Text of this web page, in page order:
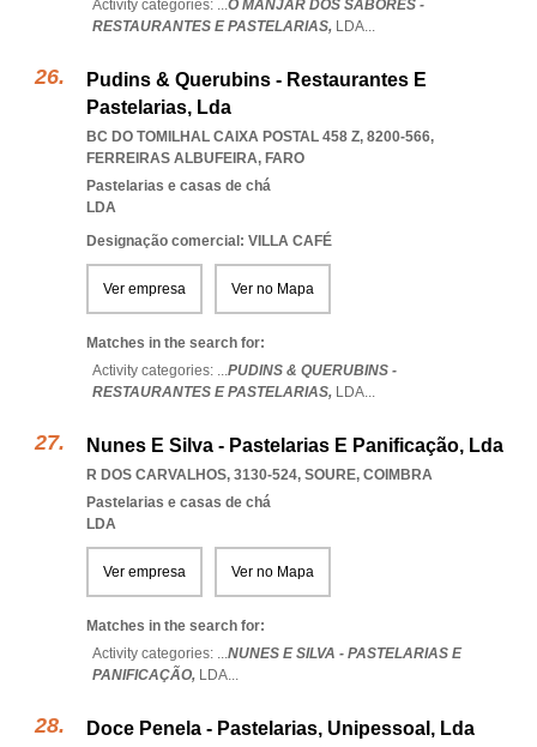
Activity categories: ...O MANJAR DOS SABORES -
RESTAURANTES E PASTELARIAS, LDA...
Pudins & Querubins - Restaurantes E
Pastelarias, Lda
BC DO TOMILHAL CAIXA POSTAL 458 Z, 8200-566,
FERREIRAS ALBUFEIRA, FARO
Pastelarias e casas de chá
LDA
Designação comercial: VILLA CAFÉ
Ver empresa Ver no Mapa
Matches in the search for:
Activity categories: ...PUDINS & QUERUBINS -
RESTAURANTES E PASTELARIAS, LDA...
Nunes E Silva - Pastelarias E Panificação, Lda
R DOS CARVALHOS, 3130-524, SOURE, COIMBRA
Pastelarias e casas de chá
LDA
Ver empresa Ver no Mapa
Matches in the search for:
Activity categories: ...NUNES E SILVA - PASTELARIAS E
PANIFICAÇÃO, LDA...
Doce Penela - Pastelarias, Unipessoal, Lda